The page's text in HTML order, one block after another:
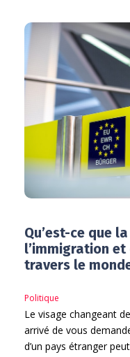
Qu’est-ce que
l’immigration
travers le
Politique
Le visage changeant
arrivé de vous
d’un pays étranger